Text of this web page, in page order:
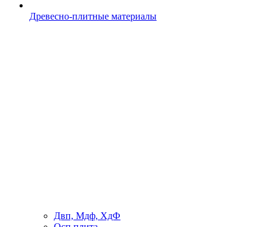
Древесно-плитные материалы
Двп, Мдф, ХдФ